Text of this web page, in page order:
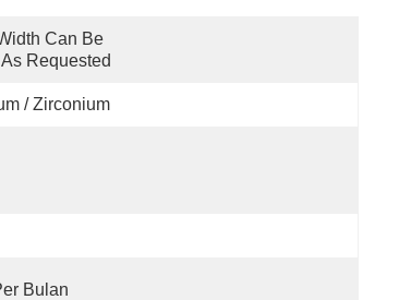
Can Be
Requested
/ Zirconium
Bulan